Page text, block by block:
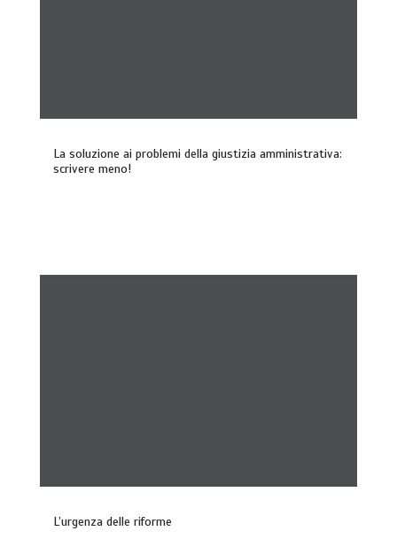
La soluzione ai problemi della giustizia amministrativa:
scrivere meno!
L’urgenza delle riforme